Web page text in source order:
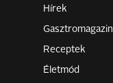
Hírek
Gasztromagazin
Receptek
Életmód